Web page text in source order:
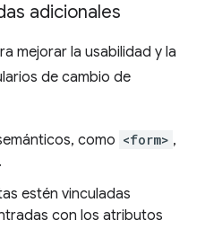
adicionales
mejorar la usabilidad y la
de cambio de
como <form> ,
.
estén vinculadas
con los atributos